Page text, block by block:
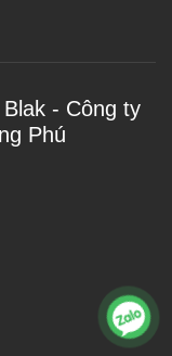
- Công ty
Phú